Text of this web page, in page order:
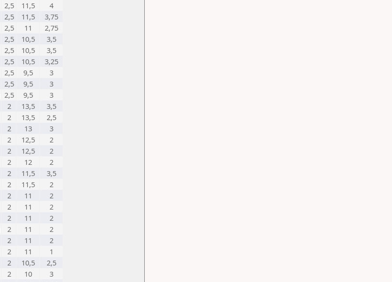
2,5 11,5
4
2,5 11,5
3,75
2,5 11
2,75
2,5 10,5
3,5
2,5 10,5
3,5
2,5 10,5
3,25
2,5 9,5
3
2,5 9,5
3
2,5 9,5
3
2 13,5
3,5
2 13,5
2,5
2 13
3
2 12,5
2
2 12,5
2
2 12
2
2 11,5
3,5
2 11,5
2
2 11
2
2 11
2
2 11
2
2 11
2
2 11
2
2 11
1
2 10,5
2,5
2 10
3